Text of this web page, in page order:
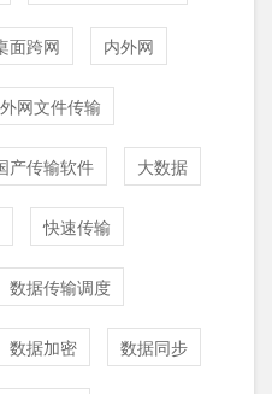
面跨网 内外网
网文件传输
产传输软件 大数据
快速传输
数据传输调度
数据加密 数据同步